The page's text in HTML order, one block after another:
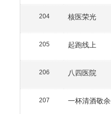
204 核医荣光
205 起跑线上
206 八四医院
207 一杯清酒敬